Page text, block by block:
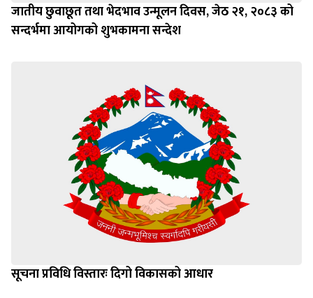
जातीय छुवाछूत तथा भेदभाव उन्मूलन दिवस, जेठ २१, २०८३ को
सन्दर्भमा आयोगको शुभकामना सन्देश
सूचना प्रविधि विस्तारः दिगो विकासको आधार